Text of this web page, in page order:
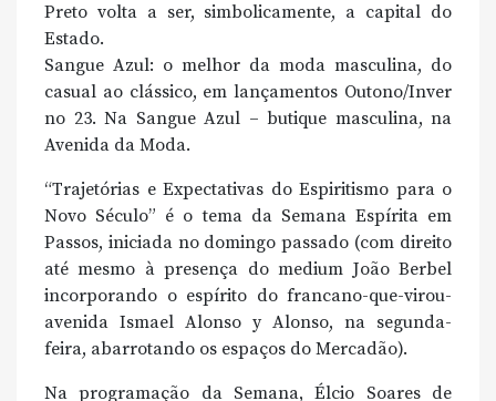
Preto volta a ser, simbolicamente, a capital do
Estado.
Sangue Azul: o melhor da moda masculina, do
casual ao clássico, em lançamentos Outono/Inver
no 23. Na Sangue Azul – butique masculina, na
Avenida da Moda.
“Trajetórias e Expectativas do Espiritismo para o
Novo Século” é o tema da Semana Espírita em
Passos, iniciada no domingo passado (com direito
até mesmo à presença do medium João Berbel
incorporando o espírito do francano-que-virou-
avenida Ismael Alonso y Alonso, na segunda-
feira, abarrotando os espaços do Mercadão).
Na programação da Semana, Élcio Soares de